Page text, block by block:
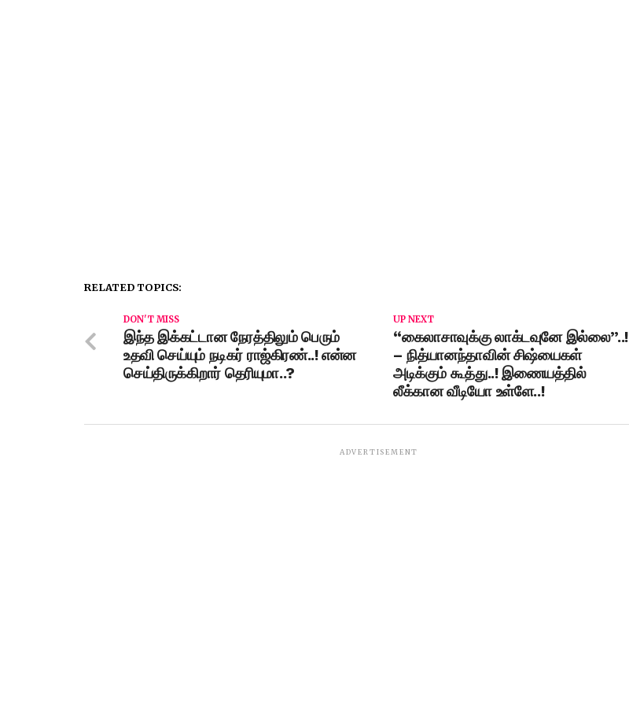
RELATED TOPICS:
UP NEXT
“கைலாசாவுக்கு லாக்டவுனே இல்லை”..!
– நித்யானந்தாவின் சிஷ்யைகள்
அடிக்கும் கூத்து..! இணையத்தில்
லீக்கான வீடியோ உள்ளே..!
DON'T MISS
இந்த இக்கட்டான நேரத்திலும் பெரும்
உதவி செய்யும் நடிகர் ராஜ்கிரண்..! என்ன
செய்திருக்கிறார் தெரியுமா..?
ADVERTISEMENT